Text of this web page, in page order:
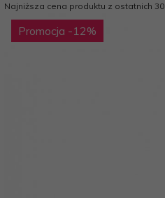
Najniższa cena produktu z ostatnich
Promocja -12%